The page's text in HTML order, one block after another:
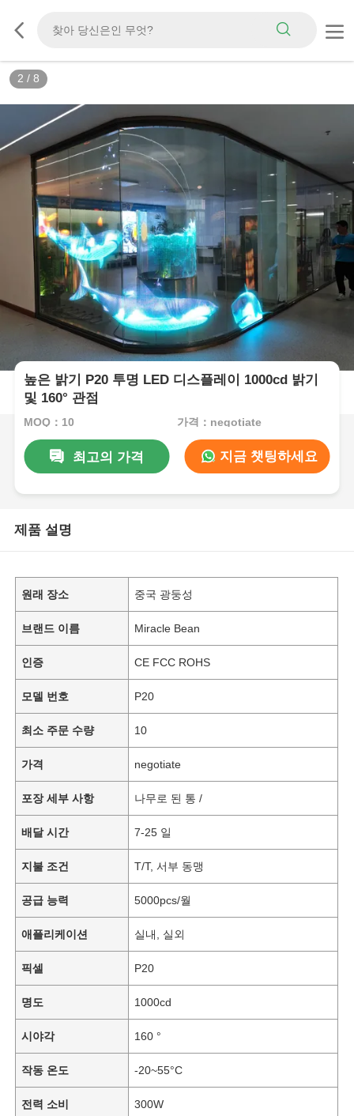
3 / 8
높은 밝기 P20 투명 LED 디스플레이 1000cd 밝기
및 160° 관점
MOQ：10 가격：negotiate
최고의 가격 지금 챗팅하세요
제품 설명
원래 장소 중국 광둥성
브랜드 이름 Miracle Bean
인증 CE FCC ROHS
모델 번호 P20
최소 주문 수량 10
가격 negotiate
포장 세부 사항 나무로 된 통 /
배달 시간 7-25 일
지불 조건 T/T, 서부 동맹
공급 능력 5000pcs/월
애플리케이션 실내, 실외
픽셀 P20
명도 1000cd
시야각 160 °
작동 온도 -20~55°C
전력 소비 300W